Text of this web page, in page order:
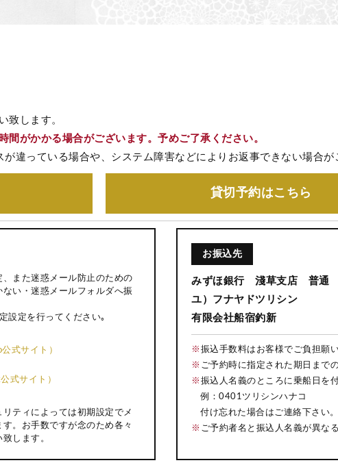
致します。
がかかる場合がございます。予めご了承ください。
違っている場合や、システム障害などによりお返事できない場合が
貸切予約はこちら
また迷惑メール防止のための
い・迷惑メールフォルダへ振
設定を行ってください｡
式サイト）
式サイト）
ティによっては初期設定でメ
。お手数ですが念のため各々
します。
お振込先
みずほ銀行 淺草支店 普通
ユ）フナヤドツリシン
有限会社船宿釣新
※ 振込手数料はお客様でご負担願い
※ ご予約時に指定された期日まで
※ 振込人名義のところに乗船日を
例：0401ツリシンハナコ
付け忘れた場合はご連絡下さい。
※ ご予約者名と振込人名義が異な